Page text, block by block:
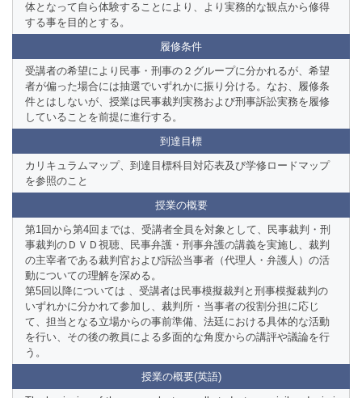
体となって自ら体験することにより、より実務的な観点から修得
する事を目的とする。
履修条件
受講者の希望により民事・刑事の２グループに分かれるが、希望
者が偏った場合には抽選でいずれかに振り分ける。なお、履修条
件とはしないが、授業は民事裁判実務および刑事訴訟実務を履修
していることを前提に進行する。
到達目標
カリキュラムマップ、到達目標科目対応表及び学修ロードマップ
を参照のこと
授業の概要
第1回から第4回までは、受講者全員を対象として、民事裁判・刑
事裁判のＤＶＤ視聴、民事弁護・刑事弁護の講義を実施し、裁判
の主宰者である裁判官および訴訟当事者（代理人・弁護人）の活
動についての理解を深める。
第5回以降については 、受講者は民事模擬裁判と刑事模擬裁判の
いずれかに分かれて参加し、裁判所・当事者の役割分担に応じ
て、担当となる立場からの事前準備、法廷における具体的な活動
を行い、その後の教員による多面的な角度からの講評や議論を行
う。
授業の概要(英語)